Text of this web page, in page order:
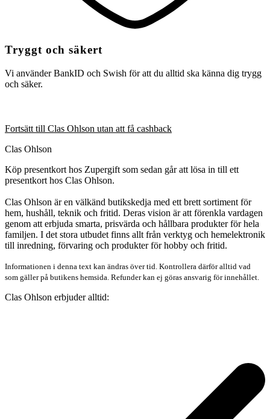
Tryggt och säkert
Vi använder BankID och Swish för att du alltid ska känna dig trygg
och säker.
Fortsätt till Clas Ohlson utan att få cashback
Clas Ohlson
Köp presentkort hos Zupergift som sedan går att lösa in till ett
presentkort hos Clas Ohlson.
Clas Ohlson är en välkänd butikskedja med ett brett sortiment för
hem, hushåll, teknik och fritid. Deras vision är att förenkla vardagen
genom att erbjuda smarta, prisvärda och hållbara produkter för hela
familjen. I det stora utbudet finns allt från verktyg och hemelektronik
till inredning, förvaring och produkter för hobby och fritid.
Informationen i denna text kan ändras över tid. Kontrollera därför alltid vad
som gäller på butikens hemsida. Refunder kan ej göras ansvarig för innehållet.
Clas Ohlson erbjuder alltid: